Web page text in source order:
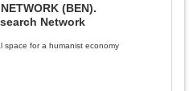
(BEN).
Network
space for a humanist economy